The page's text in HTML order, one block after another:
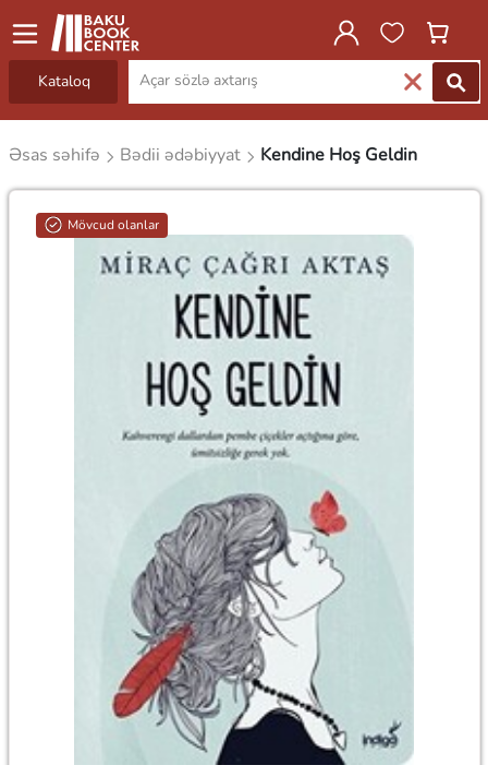
Kataloq
Əsas səhifə Bədii ədəbiyyat Kendine Hoş Geldin
Mövcud olanlar